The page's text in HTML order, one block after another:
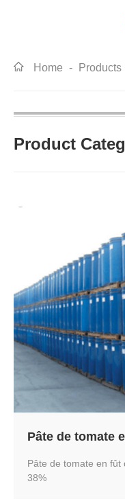
Home - Products
Product
Pâte de tomate
Pâte de tomate en fût
38%